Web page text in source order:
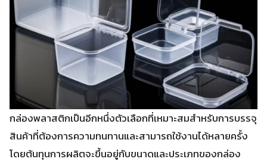
กล่องพลาสติกเป็นอีกหนึ่งตัวเลือกที่เหมาะสมสำหรับการบรรจุ
สินค้าที่ต้องการความทนทานและสามารถใช้งานได้หลายครั้ง
โดยต้นทุนการผลิตจะขึ้นอยู่กับขนาดและประเภทของกล่อง